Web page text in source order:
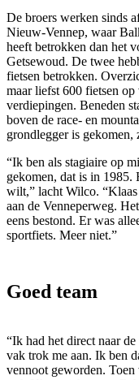
De broers werken sinds
Nieuw-Vennep, waar
heeft betrokken dan het
Getsewoud. De twee
fietsen betrokken.
maar liefst 600 fietsen
verdiepingen. Beneden
boven de race- en
grondlegger is
“Ik ben als stagiaire op
gekomen, dat is in
wilt,” lacht Wilco. “Klaas
aan de Venneperweg.
eens bestond. Er was
sportfiets. Meer niet.”
Goed team
“Ik had het direct naar
vak trok me aan. Ik ben
vennoot geworden.